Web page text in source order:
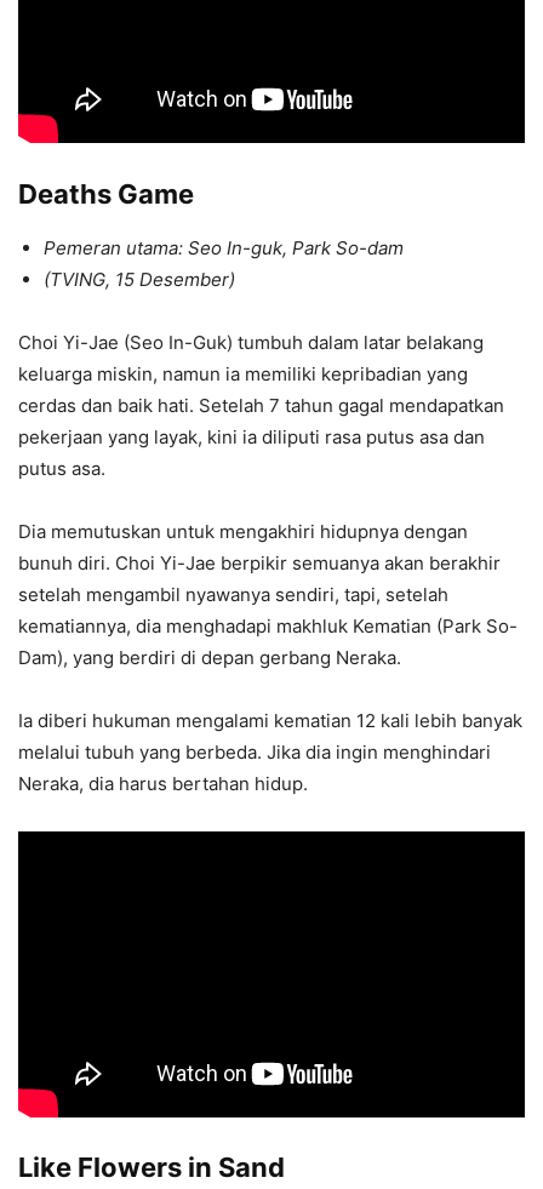
Deaths Game
Pemeran utama: Seo In-guk, Park So-dam
(TVING, 15 Desember)
Choi Yi-Jae (Seo In-Guk) tumbuh dalam latar belakang
keluarga miskin, namun ia memiliki kepribadian yang
cerdas dan baik hati. Setelah 7 tahun gagal mendapatkan
pekerjaan yang layak, kini ia diliputi rasa putus asa dan
putus asa.
Dia memutuskan untuk mengakhiri hidupnya dengan
bunuh diri. Choi Yi-Jae berpikir semuanya akan berakhir
setelah mengambil nyawanya sendiri, tapi, setelah
kematiannya, dia menghadapi makhluk Kematian (Park So-
Dam), yang berdiri di depan gerbang Neraka.
Ia diberi hukuman mengalami kematian 12 kali lebih banyak
melalui tubuh yang berbeda. Jika dia ingin menghindari
Neraka, dia harus bertahan hidup.
Like Flowers in Sand